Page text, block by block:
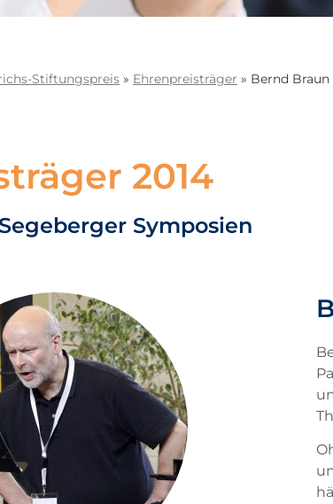
Stiftungspreis » Ehrenpreisträger » Bernd Braun
2014
Symposien